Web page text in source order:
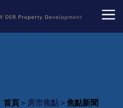
首頁 ＞房市焦點＞焦點新聞